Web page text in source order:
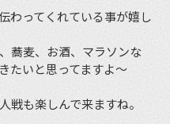
わってくれている事が嬉し
蕎麦、お酒、マラソンな
たいと思ってますよ〜
戦も楽しんで来ますね。